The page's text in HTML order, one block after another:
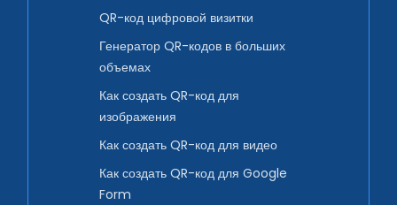
QR-код цифровой визитки
Генератор QR-кодов в больших
объемах
Как создать QR-код для
изображения
Как создать QR-код для видео
Как создать QR-код для Google
Form